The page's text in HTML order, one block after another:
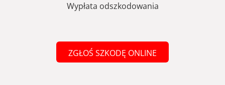
Wypłata odszkodowania
ZGŁOŚ SZKODĘ ONLINE